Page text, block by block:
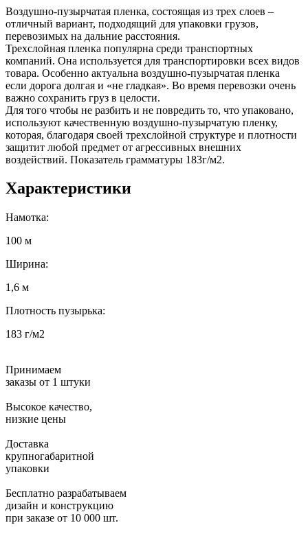
Воздушно-пузырчатая пленка, состоящая из трех слоев –
отличный вариант, подходящий для упаковки грузов,
перевозимых на дальние расстояния.
Трехслойная пленка популярна среди транспортных
компаний. Она используется для транспортировки всех видов
товара. Особенно актуальна воздушно-пузырчатая пленка
если дорога долгая и «не гладкая». Во время перевозки очень
важно сохранить груз в целости.
Для того чтобы не разбить и не повредить то, что упаковано,
используют качественную воздушно-пузырчатую пленку,
которая, благодаря своей трехслойной структуре и плотности
защитит любой предмет от агрессивных внешних
воздействий. Показатель грамматуры 183г/м2.
Характеристики
Намотка:
100 м
Ширина:
1,6 м
Плотность пузырька:
183 г/м2
Принимаем
заказы от 1 штуки
Высокое качество,
низкие цены
Доставка
крупногабаритной
упаковки
Бесплатно разрабатываем
дизайн и конструкцию
при заказе от 10 000 шт.